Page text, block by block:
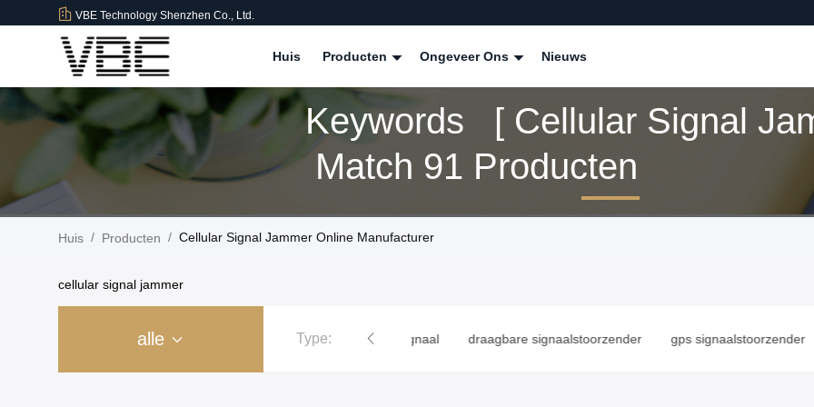
VBE Technology Shenzhen Co., Ltd.
Huis Producten Ongeveer Ons Nieuws
Keywords [ Cellular Signal
Match 91 Producten
Huis / Producten / Cellular Signal Jammer Online Manufacturer
cellular signal jammer
alle Type:
De Stoorzender van het hoge Machtssignaal draagbare signaalstoorzender gps signaalstoorzender